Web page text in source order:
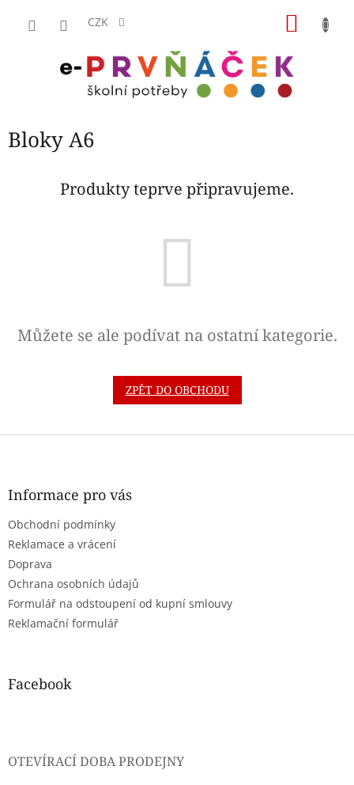
CZK
Bloky A6
Produkty teprve připravujeme.
Můžete se ale podívat na ostatní kategorie.
ZPĚT DO OBCHODU
Z
Informace pro vás
Obchodní podmínky
Reklamace a vrácení
Doprava
Ochrana osobních údajů
Formulář na odstoupení od kupní smlouvy
Reklamační formulář
Facebook
OTEVÍRACÍ DOBA PRODEJNY